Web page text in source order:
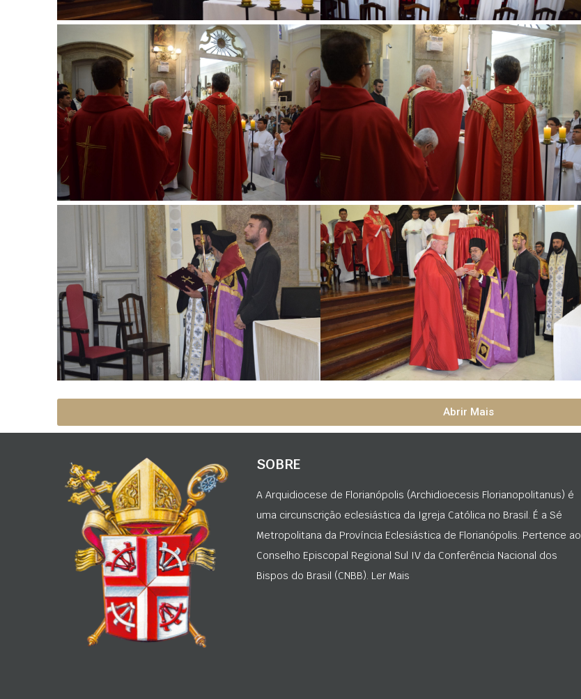
Abrir Mais
SOBRE
A Arquidiocese de Florianópolis (Archidioecesis Florianopolitanus) é
uma circunscrição eclesiástica da Igreja Católica no Brasil. É a Sé
Metropolitana da Província Eclesiástica de Florianópolis. Pertence ao
Conselho Episcopal Regional Sul IV da Conferência Nacional dos
Bispos do Brasil (CNBB). Ler Mais